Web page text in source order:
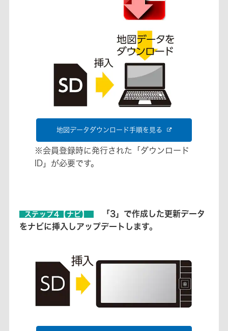
地図データダウンロード手順を見る
※会員登録時に発行された「ダウンロード
ID」が必要です。
ステップ4【ナビ】
「3」で作成した更新データ
をナビに挿入しアップデートします。